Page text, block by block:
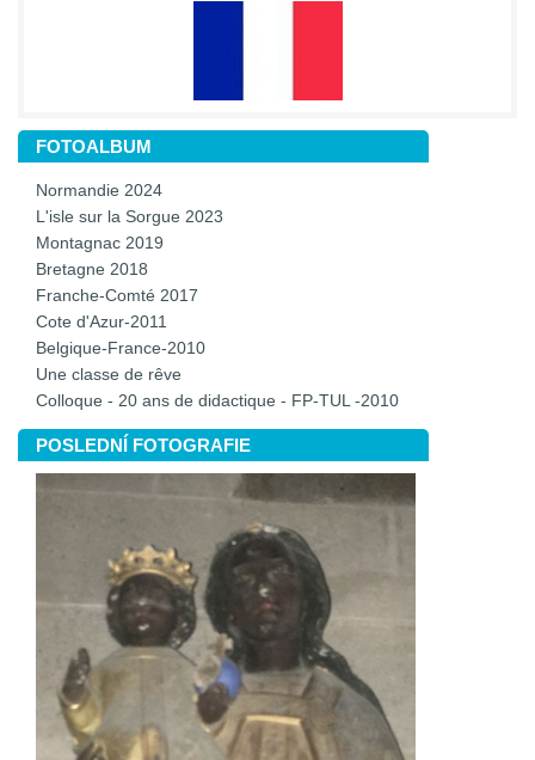
FOTOALBUM
Normandie 2024
L'isle sur la Sorgue 2023
Montagnac 2019
Bretagne 2018
Franche-Comté 2017
Cote d'Azur-2011
Belgique-France-2010
Une classe de rêve
Colloque - 20 ans de didactique - FP-TUL -2010
POSLEDNÍ FOTOGRAFIE